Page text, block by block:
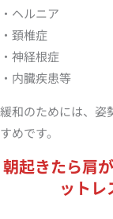
・ヘルニア
・頚椎症
・神経根症
・内臓疾患等
緩和のためには、姿
すめです。
朝起きたら肩
ットレ